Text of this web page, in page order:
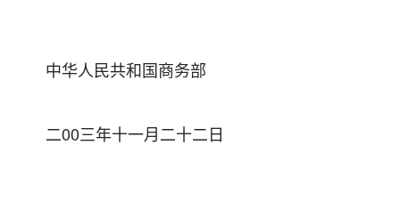
中华人民共和国商务部
二00三年十一月二十二日